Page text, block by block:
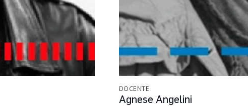
DOCENTE
Agnese Angelini